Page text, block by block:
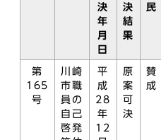
決
年
月
日
決
結
果
民
第
165
号
川崎
市職
員の
自己
啓発
平
成
28
年
12
原
案
可
決
賛
成